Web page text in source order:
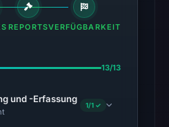
REPORTSVERFÜGBARKEIT
13/13
und -Erfassung
1/1 ✓